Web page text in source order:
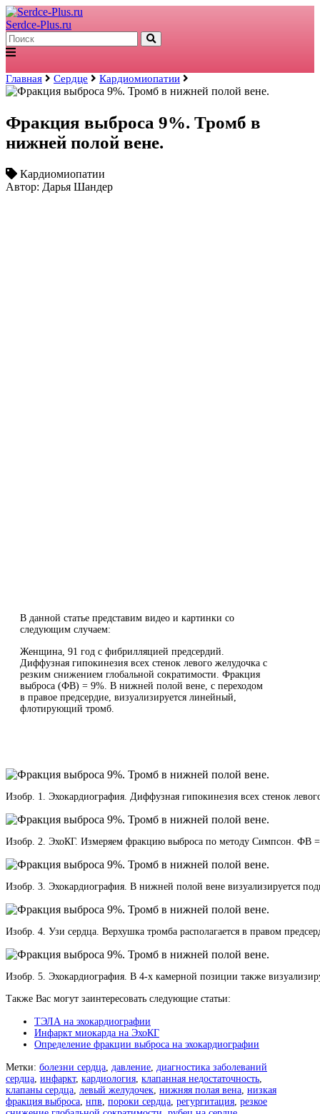
Serdce-Plus.ru
Главная Сердце Кардиомиопатии
Фракция выброса 9%. Тромб в
нижней полой вене.
Кардиомиопатии
Автор: Дарья Шандер
В данной статье представим видео и картинки со
следующим случаем:
Женщина, 91 год с фибрилляцией предсердий.
Диффузная гипокинезия всех стенок левого желудочка с
резким снижением глобальной сократимости. Фракция
выброса (ФВ) = 9%. В нижней полой вене, с переходом
в правое предсердие, визуализируется линейный,
флотирующий тромб.
Изобр. 1. Эхокардиография. Диффузная гипокинезия всех стенок
Изобр. 2. ЭхоКГ. Измеряем фракцию выброса по методу Симпсон. ФВ
Изобр. 3. Эхокардиография. В нижней полой вене визуализируется
Изобр. 4. Узи сердца. Верхушка тромба располагается в правом
Изобр. 5. Эхокардиография. В 4-х камерной позиции также
Также Вас могут заинтересовать следующие статьи:
ТЭЛА на эхокардиографии
Инфаркт миокарда на ЭхоКГ
Определение фракции выброса на эхокардиографии
Метки: болезни сердца давление диагностика заболеваний
сердца инфаркт, кардиология клапанная недостаточность
клапаны сердца левый желудочек нижняя полая вена низкая
фракция выброса нпв пороки сердца регургитация резкое